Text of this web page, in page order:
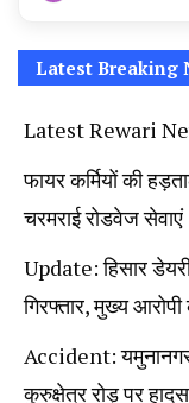
टूडे
Latest Breaking
Latest Rewari
फायर कर्मियों की
चरमराई रोडवेज सेवाएं
Update: हिसार
गिरफ्तार, मुख्य
Accident: यमुनानगर
कुरुक्षेत्र रोड़ पर